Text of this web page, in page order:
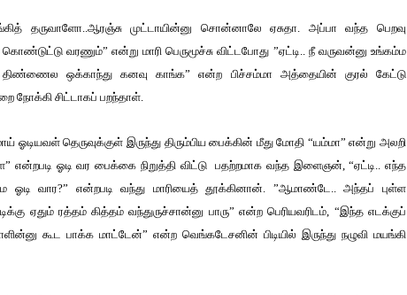
தருவாளோ..ஆரஞ்சு முட்டாயின்னு சொன்னாலே ஏசுதா. அப்பா வந்த பெறவு
வரணும்” என்று மாரி பெருமூச்சு விட்டபோது ”ஏட்டி.. நீ வருவன்னு உங்கம்ம
ஒக்காந்து கனவு காங்க” என்ற பிச்சம்மா அத்தையின் குரல் கேட்டு
நோக்கி சிட்டாகப் பறந்தாள்.
ஓடியவள் தெருவுக்குள் இருந்து திரும்பிய பைக்கின் மீது மோதி “யம்மா” என்று அலறி
என்றபடி ஓடி வர பைக்கை நிறுத்தி விட்டு பதற்றமாக வந்த இளைஞன், “ஏட்டி.. எந்த
ஓடி வார?” என்றபடி வந்து மாரியைத் தூக்கினான். ”ஆமாண்டே.. அந்தப் புள்ள
ரத்தம் கித்தம் வந்துருச்சான்னு பாரு” என்ற பெரியவரிடம், “இந்த எடக்குப்
கூட பாக்க மாட்டேன்” என்ற வெங்கடேசனின் பிடியில் இருந்து நழுவி மயங்கி